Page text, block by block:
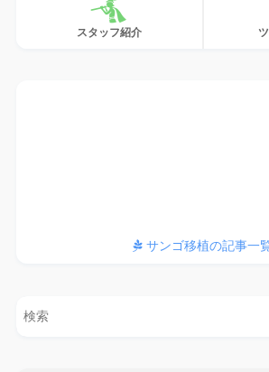
スタッフ紹介
サンゴ移植の記事一